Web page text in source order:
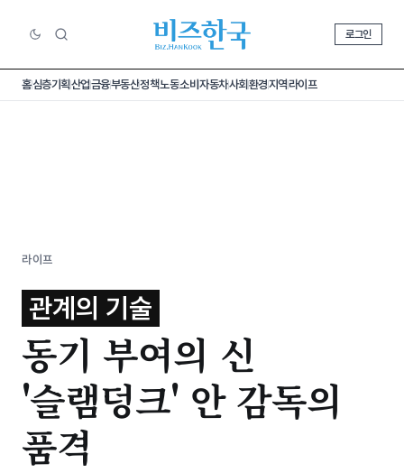
로그인
홈심층기획산업금융부동산정책노동소비 자동차사회환경지역라이프
라이프
관계의 기술
동기 부여의 신
'슬램덩크' 안 감독의
품격